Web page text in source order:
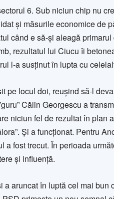
6. Sub niciun chip nu
și măsurile economice de
când e să-și aleagă
rezultatul lui Ciucu îi
l-a susținut în lupta cu
pe locul doi, reușind să-l
Călin Georgescu a
niciun fel de rezultat în
Și a funcționat. Pentru
a fost trecut. În perioada
și influență.
a aruncat în luptă cel mai